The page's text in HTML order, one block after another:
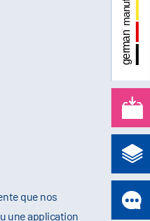
que nos
une application